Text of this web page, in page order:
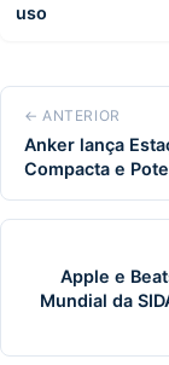
uso
← ANTERIOR
Anker lança
Compacta e
Apple e
Mundial da